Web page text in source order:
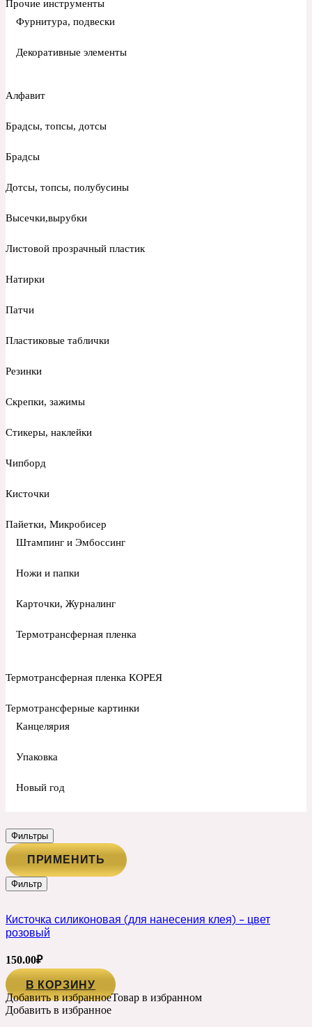
Прочие инструменты
Фурнитура, подвески
Декоративные элементы
Алфавит
Брадсы, топсы, дотсы
Брадсы
Дотсы, топсы, полубусины
Высечки,вырубки
Листовой прозрачный пластик
Натирки
Патчи
Пластиковые таблички
Резинки
Скрепки, зажимы
Стикеры, наклейки
Чипборд
Кисточки
Пайетки, Микробисер
Штампинг и Эмбоссинг
Ножи и папки
Карточки, Журналинг
Термотрансферная пленка
Термотрансферная пленка КОРЕЯ
Термотрансферные картинки
Канцелярия
Упаковка
Новый год
Фильтры
ПРИМЕНИТЬ
Фильтр
Кисточка силиконовая (для нанесения клея) – цвет
розовый
150.00₽
В КОРЗИНУ
Добавить в избранноеТовар в избранном
Добавить в избранное